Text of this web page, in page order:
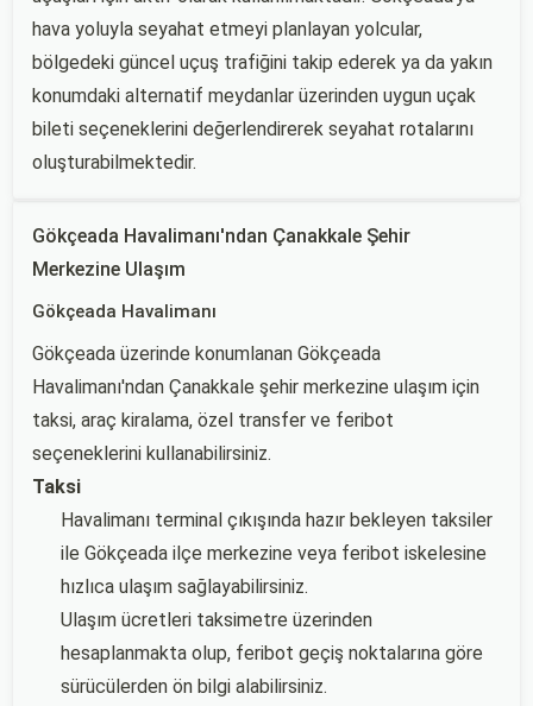
hava yoluyla seyahat etmeyi planlayan yolcular,
bölgedeki güncel uçuş trafiğini takip ederek ya da yakın
konumdaki alternatif meydanlar üzerinden uygun uçak
bileti seçeneklerini değerlendirerek seyahat rotalarını
oluşturabilmektedir.
Gökçeada Havalimanı'ndan Çanakkale Şehir
Merkezine Ulaşım
Gökçeada Havalimanı
Gökçeada üzerinde konumlanan Gökçeada
Havalimanı'ndan Çanakkale şehir merkezine ulaşım için
taksi, araç kiralama, özel transfer ve feribot
seçeneklerini kullanabilirsiniz.
Taksi
Havalimanı terminal çıkışında hazır bekleyen taksiler
ile Gökçeada ilçe merkezine veya feribot iskelesine
hızlıca ulaşım sağlayabilirsiniz.
Ulaşım ücretleri taksimetre üzerinden
hesaplanmakta olup, feribot geçiş noktalarına göre
sürücülerden ön bilgi alabilirsiniz.